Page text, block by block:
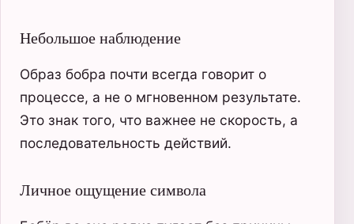
Небольшое наблюдение
Образ бобра почти всегда говорит о
процессе, а не о мгновенном результате.
Это знак того, что важнее не скорость, а
последовательность действий.
Личное ощущение символа